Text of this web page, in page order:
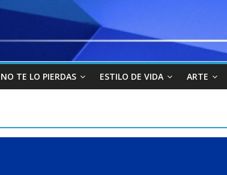
NO TE LO PIERDAS ESTILO DE VIDA ARTE